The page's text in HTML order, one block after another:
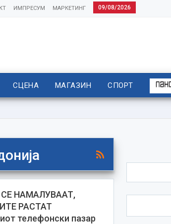
09/08/2026
МАРКЕТИНГ
ИМПРЕСУМ
СЦЕНА МАГАЗИН СПОРТ
НАМАЛУВААТ,
РАСТАТ
телефонски пазар